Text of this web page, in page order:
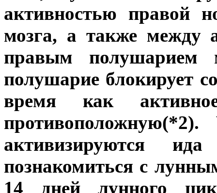
активностью правой
мозга, а также между
правым полушарием
полушарие блокирует
время как
активизируются
познакомиться с
14 дней лунного